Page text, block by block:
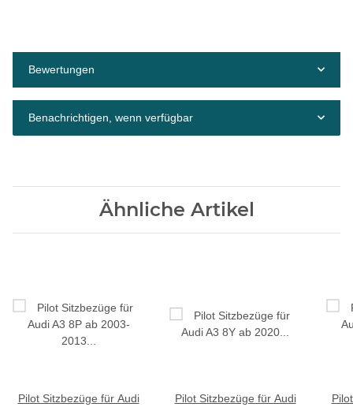
Bewertungen
Benachrichtigen, wenn verfügbar
Ähnliche Artikel
Pilot Sitzbezüge für Audi
Pilot Sitzbezüge für Audi